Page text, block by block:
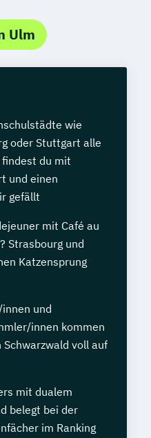
Ulm
wie
oder Stuttgart alle
findest du mit
und einen
gefällt
mit Café au
Strasbourg und
Katzensprung
und
innen kommen
voll auf
mit dualem
belegt bei der
im Ranking